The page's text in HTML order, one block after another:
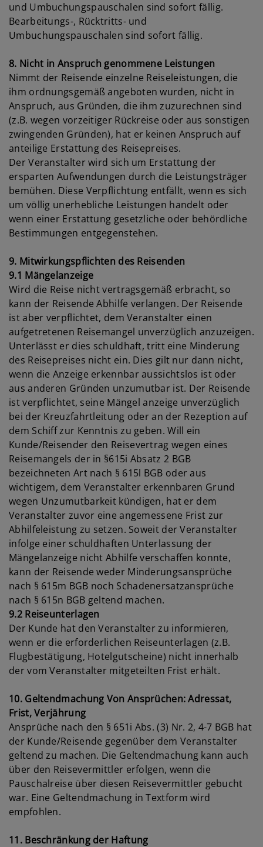
und Umbuchungspauschalen sind sofort fällig.
Bearbeitungs-, Rücktritts- und
Umbuchungspauschalen sind sofort fällig.
8. Nicht in Anspruch genommene Leistungen
Nimmt der Reisende einzelne Reiseleistungen, die
ihm ordnungsgemäß angeboten wurden, nicht in
Anspruch, aus Gründen, die ihm zuzurechnen sind
(z.B. wegen vorzeitiger Rückreise oder aus sonstigen
zwingenden Gründen), hat er keinen Anspruch auf
anteilige Erstattung des Reisepreises.
Der Veranstalter wird sich um Erstattung der
ersparten Aufwendungen durch die Leistungsträger
bemühen. Diese Verpflichtung entfällt, wenn es sich
um völlig unerhebliche Leistungen handelt oder
wenn einer Erstattung gesetzliche oder behördliche
Bestimmungen entgegenstehen.
9. Mitwirkungspflichten des Reisenden
9.1 Mängelanzeige
Wird die Reise nicht vertragsgemäß erbracht, so
kann der Reisende Abhilfe verlangen. Der Reisende
ist aber verpflichtet, dem Veranstalter einen
aufgetretenen Reisemangel unverzüglich anzuzeigen.
Unterlässt er dies schuldhaft, tritt eine Minderung
des Reisepreises nicht ein. Dies gilt nur dann nicht,
wenn die Anzeige erkennbar aussichtslos ist oder
aus anderen Gründen unzumutbar ist. Der Reisende
ist verpflichtet, seine Mängel anzeige unverzüglich
bei der Kreuzfahrtleitung oder an der Rezeption auf
dem Schiff zur Kenntnis zu geben. Will ein
Kunde/Reisender den Reisevertrag wegen eines
Reisemangels der in §615i Absatz 2 BGB
bezeichneten Art nach § 615l BGB oder aus
wichtigem, dem Veranstalter erkennbaren Grund
wegen Unzumutbarkeit kündigen, hat er dem
Veranstalter zuvor eine angemessene Frist zur
Abhilfeleistung zu setzen. Soweit der Veranstalter
infolge einer schuldhaften Unterlassung der
Mängelanzeige nicht Abhilfe verschaffen konnte,
kann der Reisende weder Minderungsansprüche
nach § 615m BGB noch Schadenersatzansprüche
nach § 615n BGB geltend machen.
9.2 Reiseunterlagen
Der Kunde hat den Veranstalter zu informieren,
wenn er die erforderlichen Reiseunterlagen (z.B.
Flugbestätigung, Hotelgutscheine) nicht innerhalb
der vom Veranstalter mitgeteilten Frist erhält.
10. Geltendmachung Von Ansprüchen: Adressat,
Frist, Verjährung
Ansprüche nach den § 651i Abs. (3) Nr. 2, 4-7 BGB hat
der Kunde/Reisende gegenüber dem Veranstalter
geltend zu machen. Die Geltendmachung kann auch
über den Reisevermittler erfolgen, wenn die
Pauschalreise über diesen Reisevermittler gebucht
war. Eine Geltendmachung in Textform wird
empfohlen.
11. Beschränkung der Haftung